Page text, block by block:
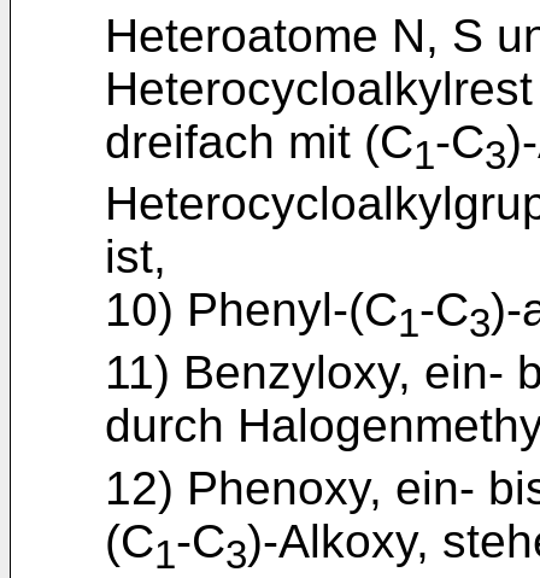
Heteroatome N, S
dreifach mit (C1-C3
ist,
10) Phenyl-(C1-C3)-
11) Benzyloxy, ein-
durch
12) Phenoxy, ein-
(C1-C3)-Alkoxy,